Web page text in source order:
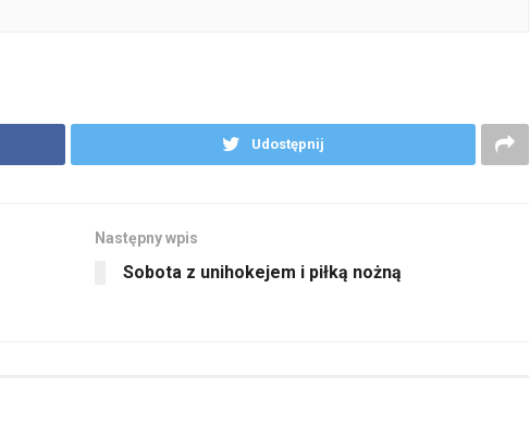
Udostępnij
Następny wpis
Sobota z unihokejem i piłką nożną